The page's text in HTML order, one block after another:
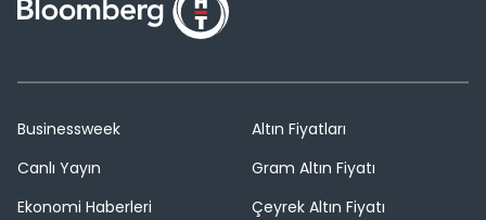
Businessweek
Canlı Yayın
Ekonomi Haberleri
Altın Fiyatları
Gram Altın Fiyatı
Çeyrek Altın Fiyatı